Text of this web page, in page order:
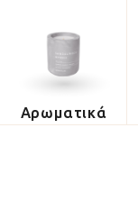
Αρωματικά